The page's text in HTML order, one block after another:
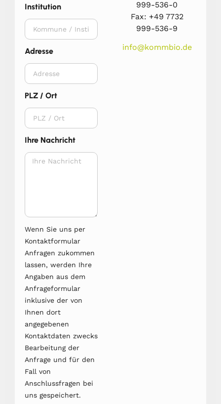
Institution
Adresse
PLZ / Ort
Ihre Nachricht
Wenn Sie uns per
Kontaktformular
Anfragen zukommen
lassen, werden Ihre
Angaben aus dem
Anfrageformular
inklusive der von
Ihnen dort
angegebenen
Kontaktdaten zwecks
Bearbeitung der
Anfrage und für den
Fall von
Anschlussfragen bei
uns gespeichert.
999-536-0
Fax: +49 7732
999-536-9
info@kommbio.de